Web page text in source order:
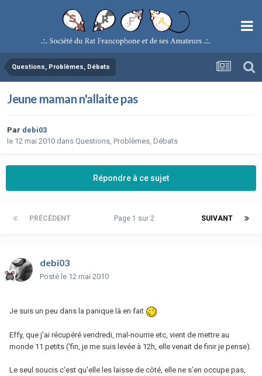
Questions, Problèmes, Débats
Jeune maman n'allaite pas
Par debi03
le 12 mai 2010 dans Questions, Problèmes, Débats
Répondre à ce sujet
PRÉCÉDENT SUIVANT
Page 1 sur 2
debi03
Posté le 12 mai 2010
Je suis un peu dans la panique là en fait
Effy, que j'ai récupéré vendredi, mal-nourrie etc, vient de mettre au
monde 11 petits ('fin, je me suis levée à 12h, elle venait de finir je pense).
Le seul soucis c'est qu'elle les laisse de côté, elle ne s'en occupe pas,